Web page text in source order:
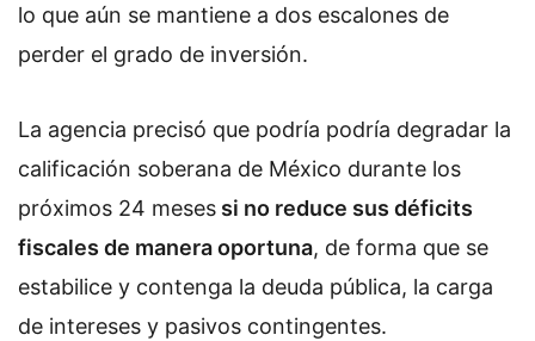
lo que aún se mantiene a dos escalones de
perder el grado de inversión.
La agencia precisó que podría podría degradar la
calificación soberana de México durante los
próximos 24 meses si no reduce sus déficits
fiscales de manera oportuna, de forma que se
estabilice y contenga la deuda pública, la carga
de intereses y pasivos contingentes.